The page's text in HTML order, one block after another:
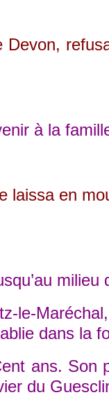
à la
en
milieu
dans
Son
du